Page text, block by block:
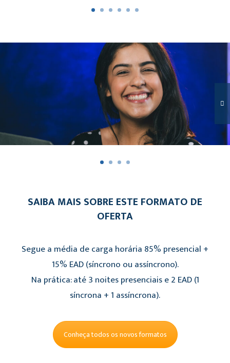
SAIBA MAIS SOBRE ESTE FORMATO DE
OFERTA
Segue a média de carga horária 85% presencial +
15% EAD (síncrono ou assíncrono).
Na prática: até 3 noites presenciais e 2 EAD (1
síncrona + 1 assíncrona).
Conheça todos os novos formatos